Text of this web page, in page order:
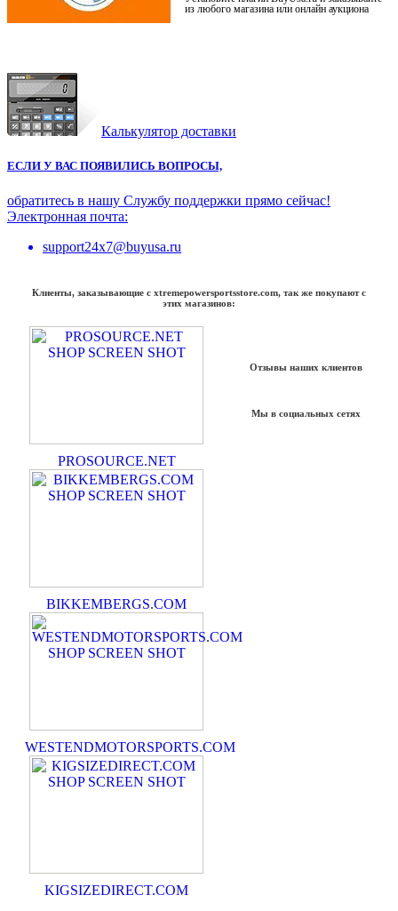
из любого магазина или онлайн аукциона
Калькулятор доставки
ЕСЛИ У ВАС ПОЯВИЛИСЬ ВОПРОСЫ,
обратитесь в нашу Службу поддержки прямо сейчас!
Электронная почта:
support24x7@buyusa.ru
Клиенты, заказывающие с xtremepowersportsstore.com, так же покупают с
этих магазинов:
PROSOURCE.NET
BIKKEMBERGS.COM
WESTENDMOTORSPORTS.COM
KIGSIZEDIRECT.COM
Отзывы наших клиентов
Мы в социальных сетях